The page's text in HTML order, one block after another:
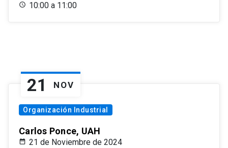
10:00 a 11:00
21 NOV
Organización Industrial
Carlos Ponce, UAH
21 de Noviembre de 2024